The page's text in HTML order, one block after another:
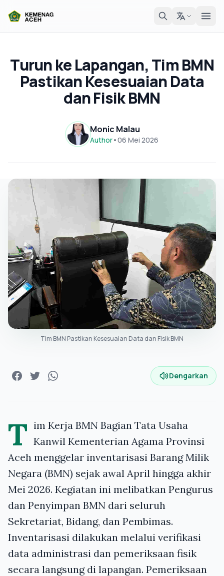
Turun ke Lapangan, Tim BMN
Pastikan Kesesuaian Data
dan Fisik BMN
Monic Malau
Author•06 Mei 2026
Tim BMN Pastikan Kesesuaian Data dan Fisik BMN
Dengarkan
T im Kerja BMN Bagian Tata Usaha
Kanwil Kementerian Agama Provinsi
Aceh menggelar inventarisasi Barang Milik
Negara (BMN) sejak awal April hingga akhir
Mei 2026. Kegiatan ini melibatkan Pengurus
dan Penyimpan BMN dari seluruh
Sekretariat, Bidang, dan Pembimas.
Inventarisasi dilakukan melalui verifikasi
data administrasi dan pemeriksaan fisik
secara langsung di lapangan. Pemeriksaan